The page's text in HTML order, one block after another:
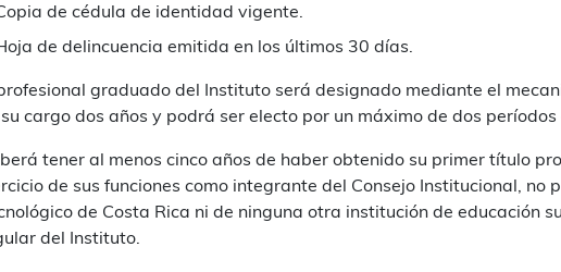
de cédula de identidad vigente.
de delincuencia emitida en los últimos 30 días.
graduado del Instituto será designado mediante el
cargo dos años y podrá ser electo por un máximo de dos períodos
tener al menos cinco años de haber obtenido su primer título
de sus funciones como integrante del Consejo Institucional, no
de Costa Rica ni de ninguna otra institución de educación
del Instituto.